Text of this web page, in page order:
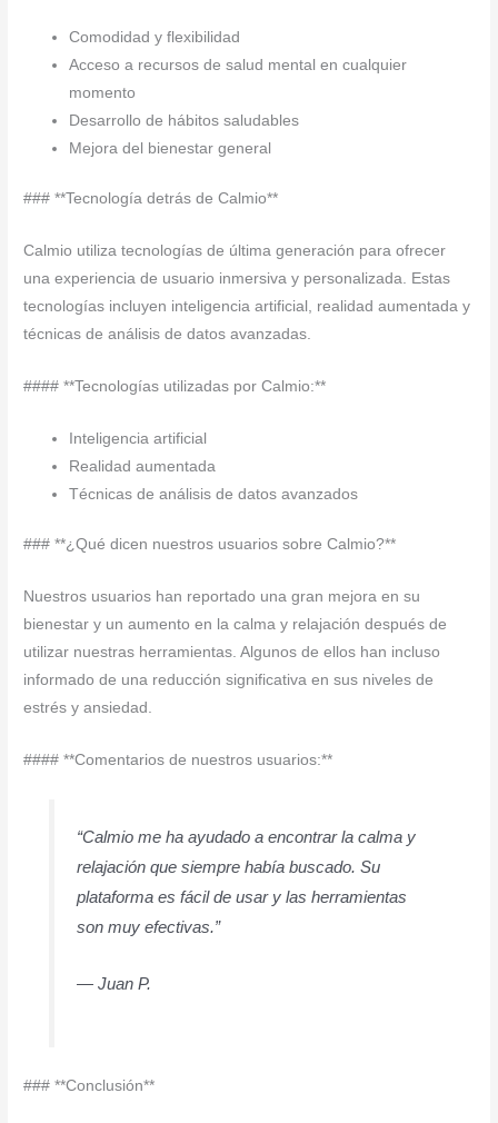
Comodidad y flexibilidad
Acceso a recursos de salud mental en cualquier
momento
Desarrollo de hábitos saludables
Mejora del bienestar general
### **Tecnología detrás de Calmio**
Calmio utiliza tecnologías de última generación para ofrecer
una experiencia de usuario inmersiva y personalizada. Estas
tecnologías incluyen inteligencia artificial, realidad aumentada y
técnicas de análisis de datos avanzadas.
#### **Tecnologías utilizadas por Calmio:**
Inteligencia artificial
Realidad aumentada
Técnicas de análisis de datos avanzados
### **¿Qué dicen nuestros usuarios sobre Calmio?**
Nuestros usuarios han reportado una gran mejora en su
bienestar y un aumento en la calma y relajación después de
utilizar nuestras herramientas. Algunos de ellos han incluso
informado de una reducción significativa en sus niveles de
estrés y ansiedad.
#### **Comentarios de nuestros usuarios:**
“Calmio me ha ayudado a encontrar la calma y
relajación que siempre había buscado. Su
plataforma es fácil de usar y las herramientas
son muy efectivas.”
— Juan P.
### **Conclusión**